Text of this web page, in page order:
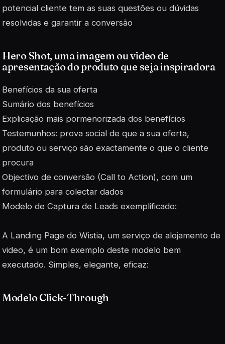
potencial cliente tem as suas questões ou dúvidas
resolvidas e garantir a conversão
Hero Shot, uma imagem ou video de
apresentação do produto que seja inspiradora
Benefícios da sua oferta
Sumário dos benefícios
Explicação mais pormenorizada dos benefícios
Testemunhos: prova social de que a sua oferta,
produto ou serviço são exactamente o que o cliente
procura
Objectivo de conversão (Call to Action), com um
formulário para colectar dados
Modelo de Captura de Leads exemplificado:
A Landing Page do Wistia, um serviço de alojamento de
video, é um bom exemplo deste modelo bem
executado. Simples, elegante, eficaz:
Modelo Click-Through